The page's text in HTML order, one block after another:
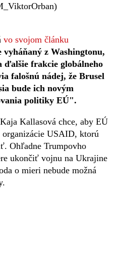
vo svojom článku
vyháňaný z Washingtonu,
ďalšie frakcie globálneho
falošnú nádej, že Brusel
bude ich novým
politiky EÚ".
Kallasová chce, aby EÚ
USAID, ktorú
Ohľadne Trumpovho
ukončiť vojnu na Ukrajine
o mieri nebude možná